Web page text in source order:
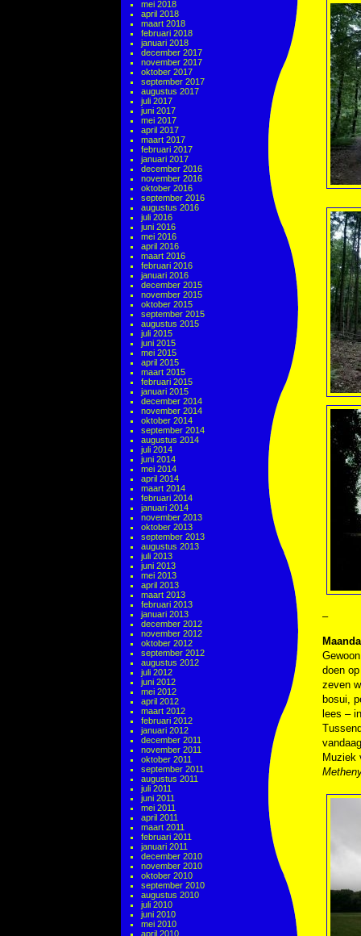
mei 2018
april 2018
maart 2018
februari 2018
januari 2018
december 2017
november 2017
oktober 2017
september 2017
augustus 2017
juli 2017
juni 2017
mei 2017
april 2017
maart 2017
februari 2017
januari 2017
december 2016
november 2016
oktober 2016
september 2016
augustus 2016
juli 2016
juni 2016
mei 2016
april 2016
maart 2016
februari 2016
januari 2016
december 2015
november 2015
oktober 2015
september 2015
augustus 2015
juli 2015
juni 2015
mei 2015
april 2015
maart 2015
februari 2015
januari 2015
december 2014
november 2014
oktober 2014
september 2014
augustus 2014
juli 2014
juni 2014
mei 2014
april 2014
maart 2014
februari 2014
januari 2014
november 2013
oktober 2013
september 2013
augustus 2013
juli 2013
juni 2013
mei 2013
april 2013
maart 2013
februari 2013
januari 2013
december 2012
november 2012
oktober 2012
september 2012
augustus 2012
juli 2012
juni 2012
mei 2012
april 2012
maart 2012
februari 2012
januari 2012
december 2011
november 2011
oktober 2011
september 2011
augustus 2011
juli 2011
juni 2011
mei 2011
april 2011
maart 2011
februari 2011
januari 2011
december 2010
november 2010
oktober 2010
september 2010
augustus 2010
juli 2010
juni 2010
mei 2010
april 2010
–
doen
zeven
bosui,
lees –
Muziek